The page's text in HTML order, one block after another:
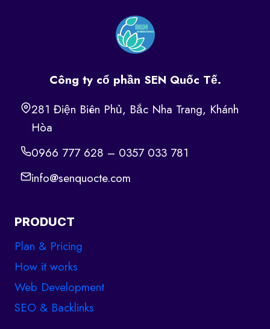
Công ty cổ phần SEN Quốc Tế.
281 Điện Biên Phủ, Bắc Nha Trang, Khánh
Hòa
0966 777 628 – 0357 033 781
info@senquocte.com
PRODUCT
Plan & Pricing
How it works
Web Development
SEO & Backlinks